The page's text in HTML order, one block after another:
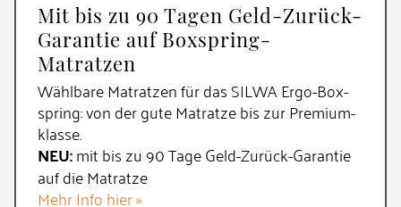
Mit bis zu 90 Tagen Geld-Zurück-
Garantie auf Boxspring-
Matratzen
Wählbare Matratzen für das SILWA Ergo-Box­
spring: von der gute Matratze bis zur Premium­
klasse.
NEU:mit bis zu 90 Tage Geld-Zurück-Garantie
auf die Matratze
Mehr Info hier »